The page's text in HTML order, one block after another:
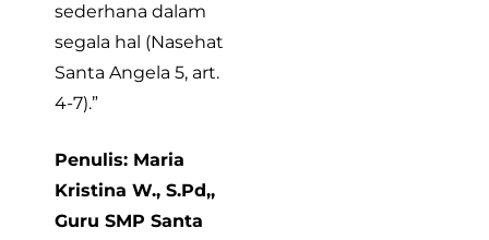
sederhana dalam
segala hal (Nasehat
Santa Angela 5, art.
4-7).”
Penulis: Maria
Kristina W., S.Pd,,
Guru SMP Santa